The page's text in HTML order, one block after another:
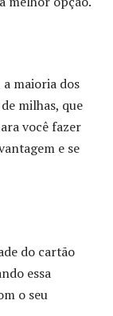
a maioria dos
milhas, que
você fazer
e se
do cartão
essa
o seu